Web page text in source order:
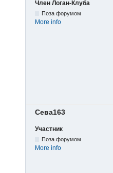
Член Логан-Клуба
Поза форумом
More info
Сева163
Участник
Поза форумом
More info